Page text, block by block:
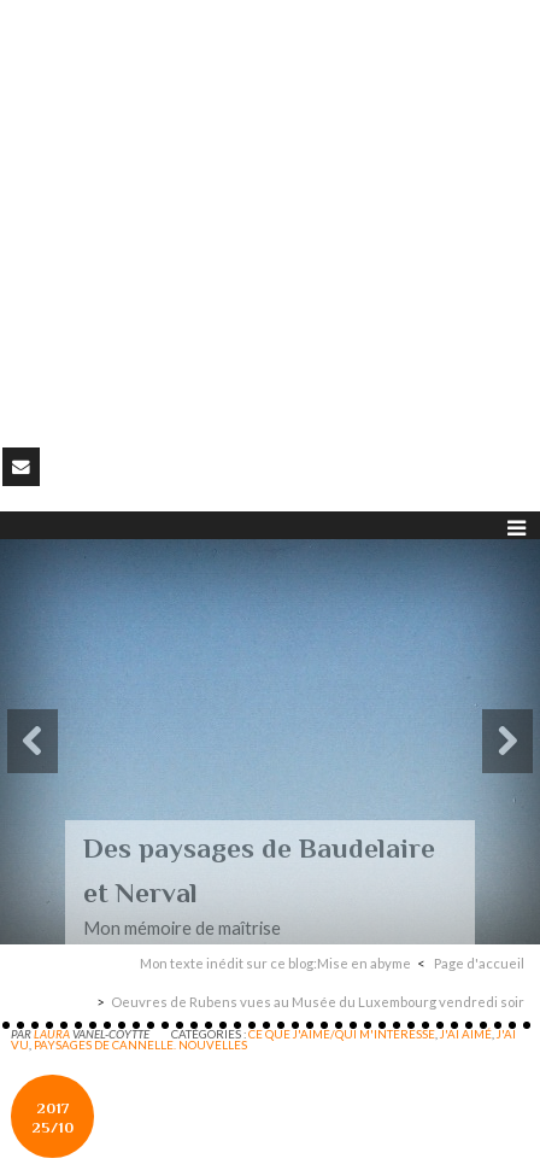
Des paysages de Baudelaire
et Nerval
Mon mémoire de maîtrise
Mon texte inédit sur ce blog:Mise en abyme Page d'accueil
Oeuvres de Rubens vues au Musée du Luxembourg vendredi soir
PARLAURAVANEL-COYTTE CATÉGORIES :CE QUE J'AIME/QUI M'INTERESSE,J'AI AIMÉ ,J'AI
VU PAYSAGES DE CANNELLE. NOUVELLES
2017
25/10